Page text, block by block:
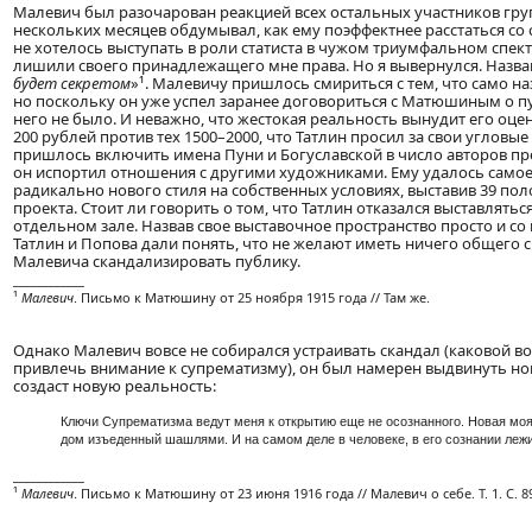
Малевич был разочарован реакцией всех остальных участников
нескольких месяцев обдумывал, как ему поэффектнее расстаться
не хотелось выступать в роли статиста в чужом триумфальном
лишили своего принадлежащего мне права. Но я вывернулся.
будет секретом»¹. Малевичу пришлось смириться с тем, что само
но поскольку он уже успел заранее договориться с Матюшиным
него не было. И неважно, что жестокая реальность вынудит его
200 рублей против тех 1500–2000, что Татлин просил за свои
пришлось включить имена Пуни и Богуславской в число авторов
он испортил отношения с другими художниками. Ему удалось
радикально нового стиля на собственных условиях, выставив 39
проекта. Стоит ли говорить о том, что Татлин отказался
отдельном зале. Назвав свое выставочное пространство просто
Татлин и Попова дали понять, что не желают иметь ничего
Малевича скандализировать публику.
¹ Малевич. Письмо к Матюшину от 25 ноября 1915 года // Там же.
Однако Малевич вовсе не собирался устраивать скандал (каковой
привлечь внимание к супрематизму), он был намерен выдвинуть
создаст новую реальность:
Ключи Супрематизма ведут меня к открытию еще не осознанного. Новая
дом изъеденный шашлями. И на самом деле в человеке, в его сознании
¹ Малевич. Письмо к Матюшину от 23 июня 1916 года // Малевич о себе. Т. 1. С.